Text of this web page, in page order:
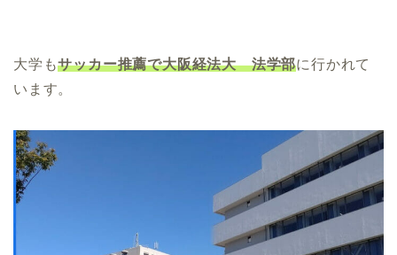
大学もサッカー推薦で大阪経法大 法学部に行かれて
います。